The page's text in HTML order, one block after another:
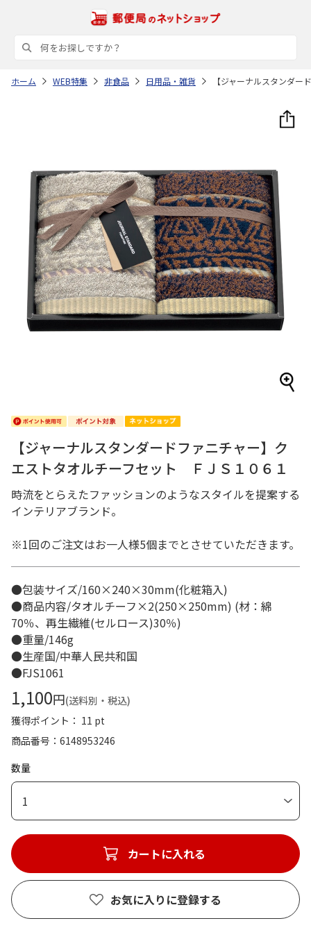
ホーム WEB特集 非食品 日用品・雑貨 【ジャーナルスタンダ
【ジャーナルスタンダードファニチャー】ク
エストタオルチーフセット ＦＪＳ１０６１
時流をとらえたファッションのようなスタイルを提案する
インテリアブランド。
※1回のご注文はお一人様5個までとさせていただきます。
●包装サイズ/160×240×30mm(化粧箱入)
●商品内容/タオルチーフ×2(250×250mm) (材：綿
70％、再生繊維(セルロース)30％)
●重量/146g
●生産国/中華人民共和国
●FJS1061
1,100円(送料別・税込)
獲得ポイント： 11 pt
商品番号
6148953246
数量
1
カートに入れる
お気に入りに登録する